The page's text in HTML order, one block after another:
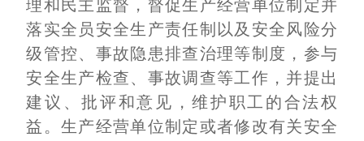
理和民主监督，督促生产经营单位制定并
落实全员安全生产责任制以及安全风险分
级管控、事故隐患排查治理等制度，参与
安全生产检查、事故调查等工作，并提出
建议、批评和意见，维护职工的合法权
益。生产经营单位制定或者修改有关安全